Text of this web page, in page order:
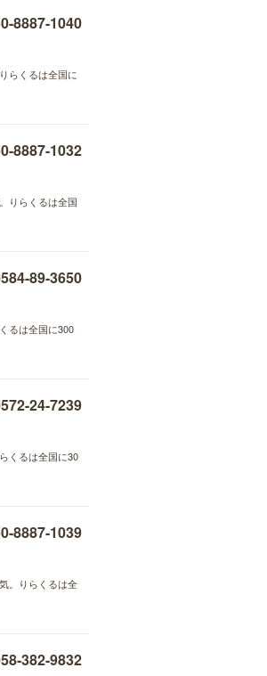
8887-1040
らくるは全国に
8887-1032
りらくるは全国
89-3650
るは全国に300
24-7239
くるは全国に30
8887-1039
。りらくるは全
382-9832